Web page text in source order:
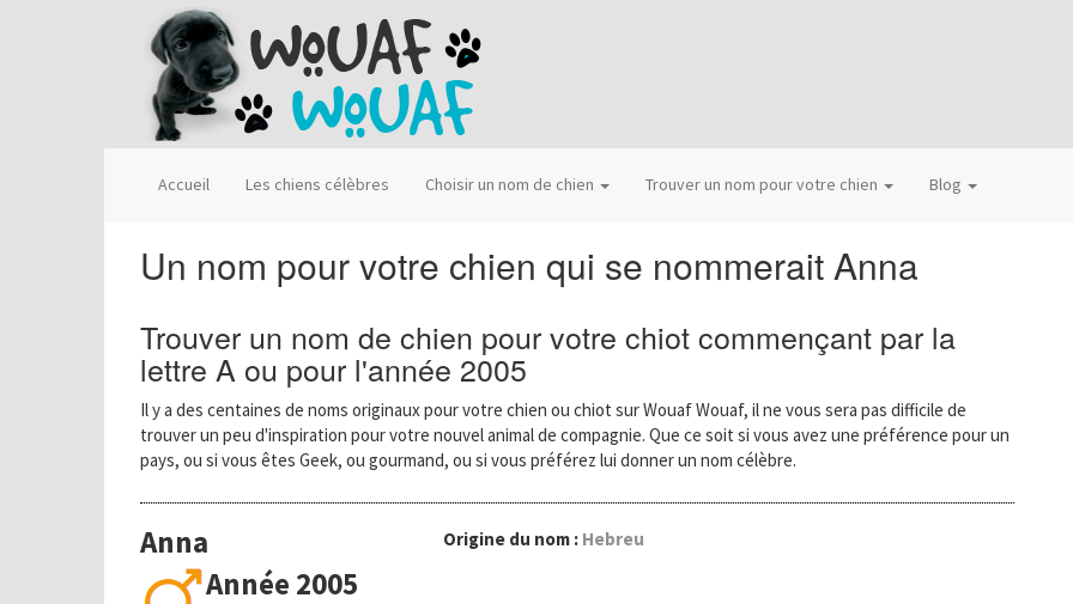
Accueil Les chiens célèbres Choisir un nom de chien Trouver un nom pour votre chien Blog
Un nom pour votre chien qui se nommerait Anna
Trouver un nom de chien pour votre chiot commençant par la
lettre A ou pour l'année 2005
Il y a des centaines de noms originaux pour votre chien ou chiot sur Wouaf Wouaf, il ne vous sera pas difficile de
trouver un peu d'inspiration pour votre nouvel animal de compagnie. Que ce soit si vous avez une préférence pour un
pays, ou si vous êtes Geek, ou gourmand, ou si vous préférez lui donner un nom célèbre.
Anna
Année 2005
Origine du nom : Hebreu